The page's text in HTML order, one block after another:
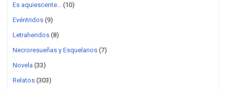
Es aquiescente...
(10)
Evéntridos (9)
Letraheridos (8)
Necroresueñas y Esquelarios (7)
Novela (33)
Relatos (303)